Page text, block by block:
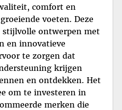
comfort en
voeten. Deze
stijlvolle ontwerpen met
en innovatieve
te zorgen dat
krijgen
en ontdekken. Het
om te investeren in
merken die